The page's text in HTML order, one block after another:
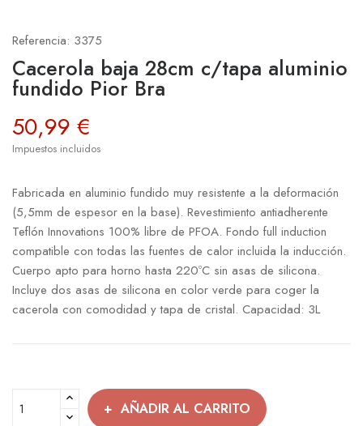
Referencia: 3375
Cacerola baja 28cm c/tapa aluminio
fundido Pior Bra
50,99 €
Impuestos incluidos
Fabricada en aluminio fundido muy resistente a la deformación
(5,5mm de espesor en la base). Revestimiento antiadherente
Teflón Innovations 100% libre de PFOA. Fondo full induction
compatible con todas las fuentes de calor incluida la inducción.
Cuerpo apto para horno hasta 220ºC sin asas de silicona.
Incluye dos asas de silicona en color verde para coger la
cacerola con comodidad y tapa de cristal. Capacidad: 3L
AÑADIR AL CARRITO